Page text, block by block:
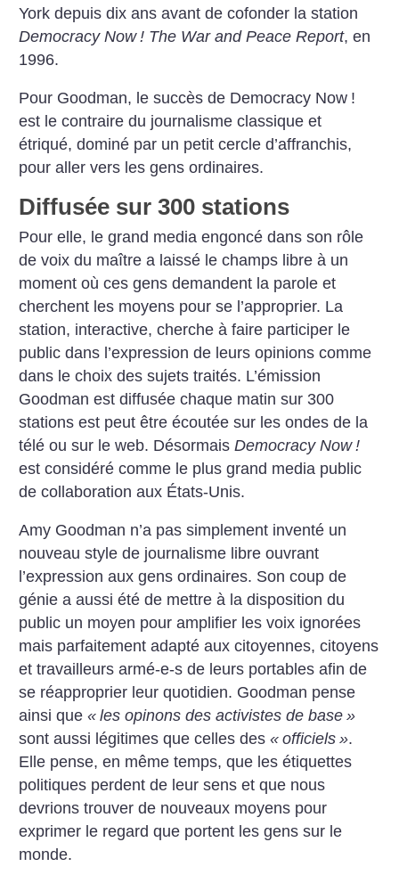
York depuis dix ans avant de cofonder la station
Democracy Now ! The War and Peace Report, en
1996.
Pour Goodman, le succès de Democracy Now !
est le contraire du journalisme classique et
étriqué, dominé par un petit cercle d’affranchis,
pour aller vers les gens ordinaires.
Diffusée sur 300 stations
Pour elle, le grand media engoncé dans son rôle
de voix du maître a laissé le champs libre à un
moment où ces gens demandent la parole et
cherchent les moyens pour se l’approprier. La
station, interactive, cherche à faire participer le
public dans l’expression de leurs opinions comme
dans le choix des sujets traités. L’émission
Goodman est diffusée chaque matin sur 300
stations est peut être écoutée sur les ondes de la
télé ou sur le web. Désormais Democracy Now !
est considéré comme le plus grand media public
de collaboration aux États-Unis.
Amy Goodman n’a pas simplement inventé un
nouveau style de journalisme libre ouvrant
l’expression aux gens ordinaires. Son coup de
génie a aussi été de mettre à la disposition du
public un moyen pour amplifier les voix ignorées
mais parfaitement adapté aux citoyennes, citoyens
et travailleurs armé-e-s de leurs portables afin de
se réapproprier leur quotidien. Goodman pense
ainsi que« les opinons des activistes de base »
sont aussi légitimes que celles des« officiels ».
Elle pense, en même temps, que les étiquettes
politiques perdent de leur sens et que nous
devrions trouver de nouveaux moyens pour
exprimer le regard que portent les gens sur le
monde.